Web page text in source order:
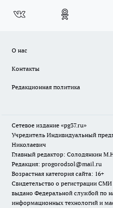
О нас
Контакты
Редакционная политика
Сетевое издание «pg37.ru»
Учредитель Индивидуальный
Николаевич
Главный редактор: Солодянкин
Редакция: progorodsol@mail.ru
Возрастная категория сайта: 16+
Свидетельство о регистрации
выдано Федеральной службой по
информационных технологий и